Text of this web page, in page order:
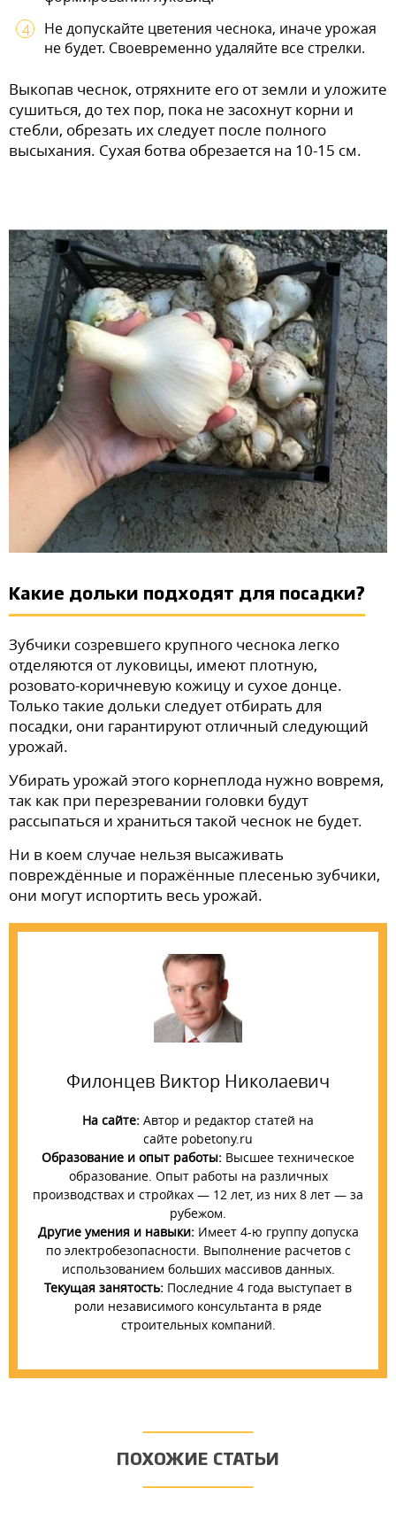
Не допускайте цветения чеснока, иначе урожая
не будет. Своевременно удаляйте все стрелки.
Выкопав чеснок, отряхните его от земли и уложите
сушиться, до тех пор, пока не засохнут корни и
стебли, обрезать их следует после полного
высыхания. Сухая ботва обрезается на 10-15 см.
Какие дольки подходят для посадки?
Зубчики созревшего крупного чеснока легко
отделяются от луковицы, имеют плотную,
розовато-коричневую кожицу и сухое донце.
Только такие дольки следует отбирать для
посадки, они гарантируют отличный следующий
урожай.
Убирать урожай этого корнеплода нужно вовремя,
так как при перезревании головки будут
рассыпаться и храниться такой чеснок не будет.
Ни в коем случае нельзя высаживать
повреждённые и поражённые плесенью зубчики,
они могут испортить весь урожай.
Филонцев Виктор Николаевич
На сайте: Автор и редактор статей на
сайте pobetony.ru
Образование и опыт работы: Высшее техническое
образование. Опыт работы на различных
производствах и стройках — 12 лет, из них 8 лет — за
рубежом.
Другие умения и навыки:Имеет 4-ю группу допуска
по электробезопасности. Выполнение расчетов с
использованием больших массивов данных.
Текущая занятость: Последние 4 года выступает в
роли независимого консультанта в ряде
строительных компаний.
ПОХОЖИЕ СТАТЬИ